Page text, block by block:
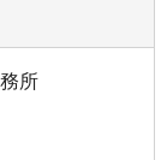
所